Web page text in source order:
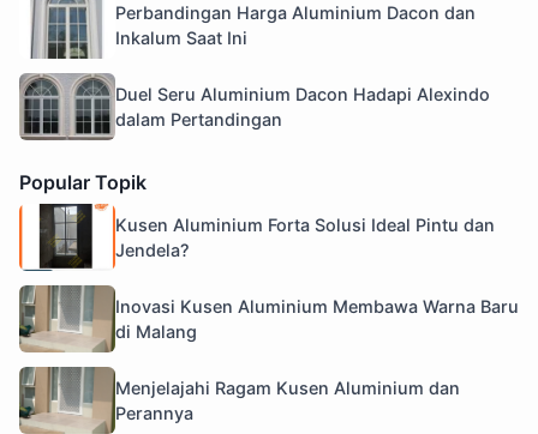
Perbandingan Harga Aluminium Dacon dan
Inkalum Saat Ini
Duel Seru Aluminium Dacon Hadapi Alexindo
dalam Pertandingan
Popular Topik
Kusen Aluminium Forta Solusi Ideal Pintu dan
Jendela?
Inovasi Kusen Aluminium Membawa Warna Baru
di Malang
Menjelajahi Ragam Kusen Aluminium dan
Perannya